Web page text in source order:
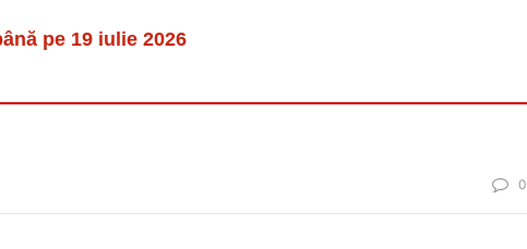
pe 19 iulie 2026
0